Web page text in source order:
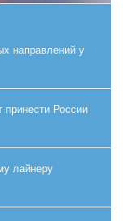
направлений у
принести России
лайнеру